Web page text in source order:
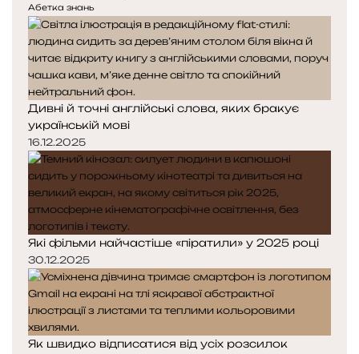
Абетка знань
Дивні й точні англійські слова, яких бракує
українській мові
16.12.2025
Які фільми найчастіше «піратили» у 2025 році
30.12.2025
Як швидко відписатися від усіх розсилок